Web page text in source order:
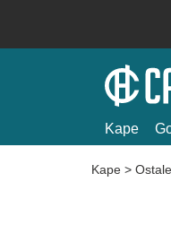
Kape
Kape >